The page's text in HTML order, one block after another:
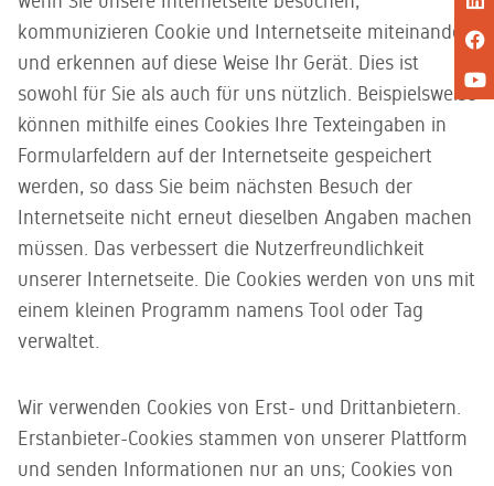
kommunizieren Cookie und Internetseite miteinander
und erkennen auf diese Weise Ihr Gerät. Dies ist
sowohl für Sie als auch für uns nützlich. Beispielsweise
können mithilfe eines Cookies Ihre Texteingaben in
Formularfeldern auf der Internetseite gespeichert
werden, so dass Sie beim nächsten Besuch der
Internetseite nicht erneut dieselben Angaben machen
müssen. Das verbessert die Nutzerfreundlichkeit
unserer Internetseite. Die Cookies werden von uns mit
einem kleinen Programm namens Tool oder Tag
verwaltet.
Wir verwenden Cookies von Erst- und Drittanbietern.
Erstanbieter-Cookies stammen von unserer Plattform
und senden Informationen nur an uns; Cookies von